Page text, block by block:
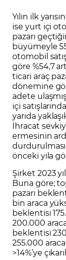
Yılın ilk
ise yurt içi
pazarı
büyümeyle
otomobil
göre %54,7
ticari araç
dönemine
adete
içi
yarıda
İhracat
ermesinin
önceki yıla
Şirket 2023
Buna göre;
pazarı
bin araca
beklentisi
200.000
beklentisi
255.000
>14%’ye